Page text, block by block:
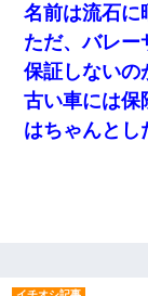
22歳の頃、父に
の親会社の経営者
送ったんだが→
宅飲みで女友達の
名前は流石に
ただ、バレー
保証しないの
古い車には保
はちゃんとし